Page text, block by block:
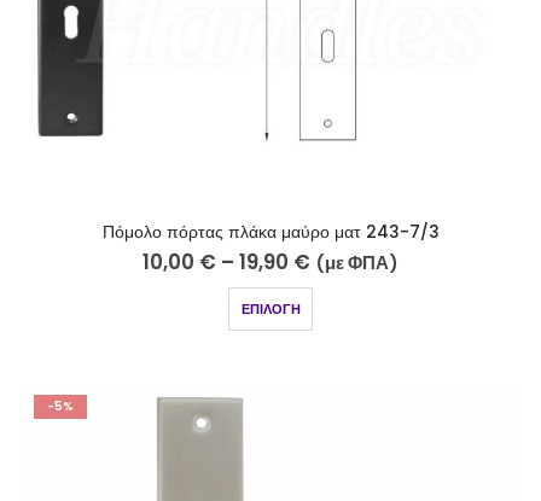
Πόμολο πόρτας πλάκα μαύρο ματ 243-7/3
10,00 € – 19,90 € (με ΦΠΑ)
ΕΠΙΛΟΓΉ
-5%